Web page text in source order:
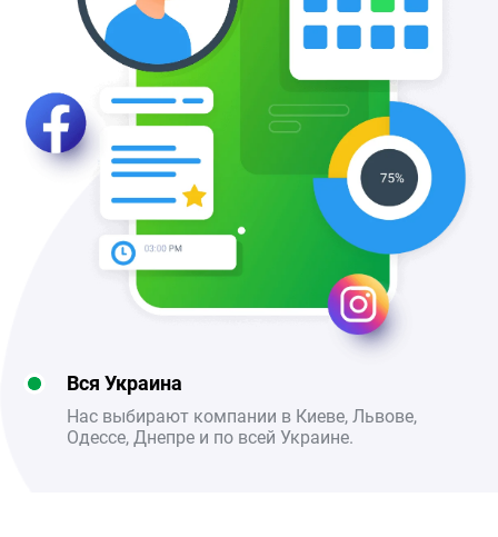
Вся Украина
Нас выбирают компании в Киеве, Львове,
Одессе, Днепре и по всей Украине.